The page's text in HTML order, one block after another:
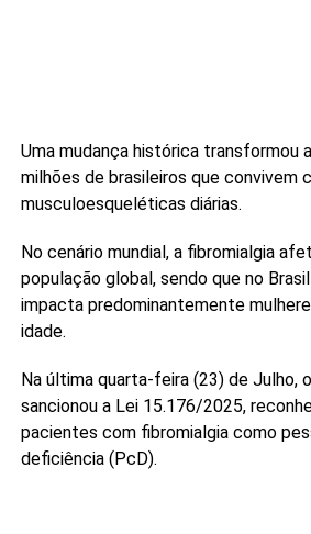
Uma mudança histórica transformou
milhões de brasileiros que convivem
musculoesqueléticas diárias.
No cenário mundial, a fibromialgia
população global, sendo que no
impacta predominantemente
idade.
Na última quarta-feira (23) de Julho,
sancionou a Lei 15.176/2025,
pacientes com fibromialgia como
deficiência (PcD).